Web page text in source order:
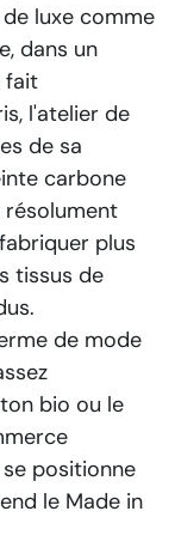
luxe comme
dans un
fait
l'atelier de
de sa
carbone
résolument
plus
tissus de
de mode
bio ou le
positionne
le Made in